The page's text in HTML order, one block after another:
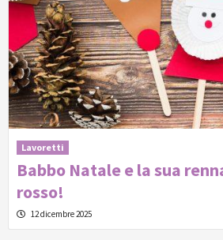
Lavoretti
Babbo Natale e la sua
rosso!
12 dicembre 2025